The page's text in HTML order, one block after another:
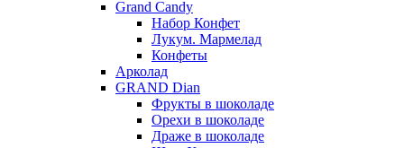
Grand Candy
Набор Конфет
Лукум. Мармелад
Конфеты
Арколад
GRAND Dian
Фрукты в шоколаде
Орехи в шоколаде
Драже в шоколаде